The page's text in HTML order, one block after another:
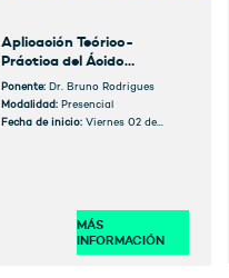
Aplicación Teórico-
Práctica del Ácido
Hialurónico en
Odontología. Curso
Presencial (Madrid)
Ponente: Dr. Bruno Rodrigues
Modalidad: Presencial
Fecha de inicio: Viernes 02 de
MÁS
INFORMACIÓN